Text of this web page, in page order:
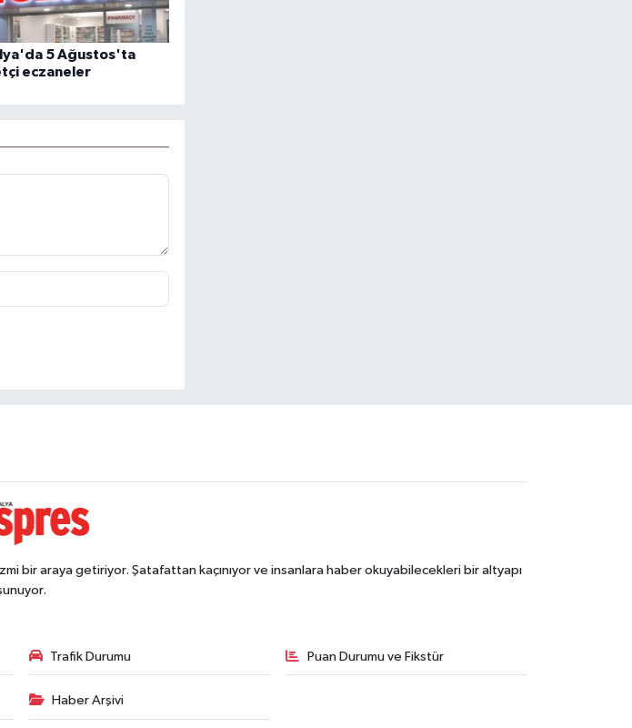
5 Ağustos'ta
eczaneler
bir araya getiriyor. Şatafattan kaçınıyor ve insanlara haber okuyabilecekleri bir altyapı
Trafik Durumu Puan Durumu ve Fikstür
Haber Arşivi